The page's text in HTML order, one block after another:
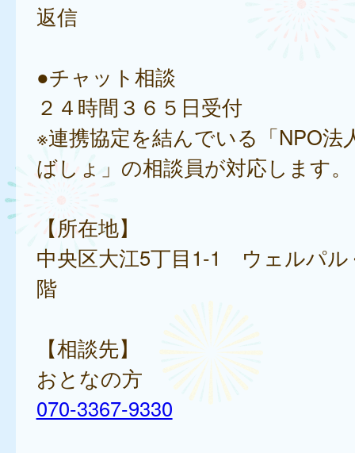
返信
●チャット相談
２４時間３６５日受付
※連携協定を結んでいる「NPO法
ばしょ」の相談員が対応します。
【所在地】
中央区大江5丁目1-1 ウェルパル
階
【相談先】
おとなの方
070-3367-9330